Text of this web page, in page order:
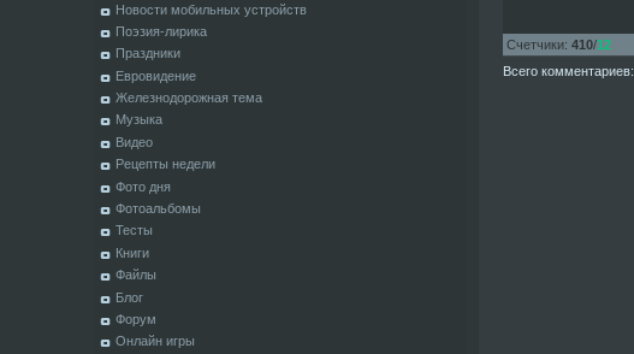
Новости мобильных устройств
Поэзия-лирика
Праздники
Евровидение
Железнодорожная тема
Музыка
Видео
Рецепты недели
Фото дня
Фотоальбомы
Тесты
Книги
Файлы
Блог
Форум
Онлайн игры
Счетчики: 410/12
Всего комментариев: